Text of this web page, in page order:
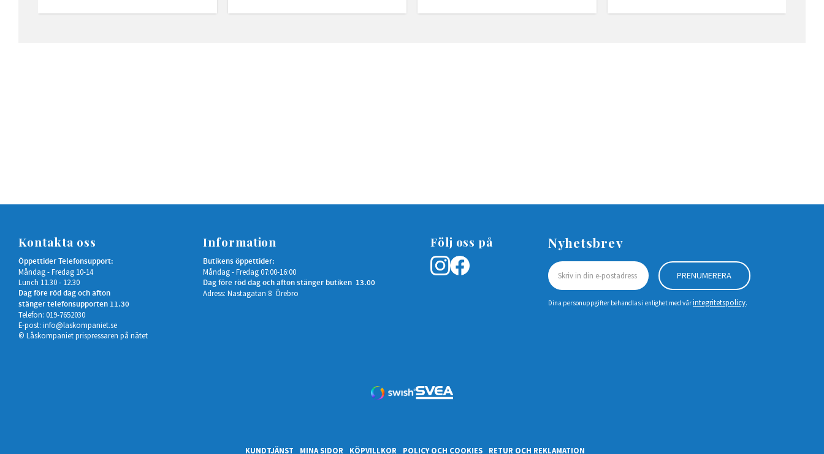
Kontakta oss
Öppettider Telefonsupport:
Måndag - Fredag 10-14
Lunch 11.30 - 12.30
Dag före röd dag och afton
stänger telefonsupporten 11.30
Telefon: 019-7652030
E-post: info@laskompaniet.se
© Låskompaniet prispressaren på nätet
Information
Butikens öppettider:
Måndag - Fredag 07:00-16:00
Dag före röd dag och afton stänger butiken 13.00
Adress: Nastagatan 8 Örebro
Följ oss på Nyhetsbrev
PRENUMERERA
Dina personuppgifter behandlas i enlighet med vårintegritetspolicy.
KUNDTJÄNST MINA SIDOR KÖPVILLKOR POLICY OCH COOKIES RETUR OCH REKLAMATION